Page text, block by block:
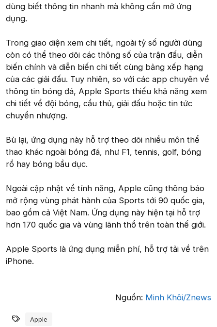
dùng biết thông tin nhanh mà không cần mở ứng
dụng.
Trong giao diện xem chi tiết, ngoài tỷ số người dùng
còn có thể theo dõi các thông số của trận đấu, diễn
biến chính và diễn biến chi tiết cùng bảng xếp hạng
của các giải đấu. Tuy nhiên, so với các app chuyên về
thông tin bóng đá, Apple Sports thiếu khả năng xem
chi tiết về đội bóng, cầu thủ, giải đấu hoặc tin tức
chuyển nhượng.
Bù lại, ứng dụng này hỗ trợ theo dõi nhiều môn thể
thao khác ngoài bóng đá, như F1, tennis, golf, bóng
rổ hay bóng bầu dục.
Ngoài cập nhật về tính năng, Apple cũng thông báo
mở rộng vùng phát hành của Sports tới 90 quốc gia,
bao gồm cả Việt Nam. Ứng dụng này hiện tại hỗ trợ
hơn 170 quốc gia và vùng lãnh thổ trên toàn thế giới.
Apple Sports là ứng dụng miễn phí, hỗ trợ tải về trên
iPhone.
Nguồn: Minh Khôi/Znews
Từ khóa
Apple